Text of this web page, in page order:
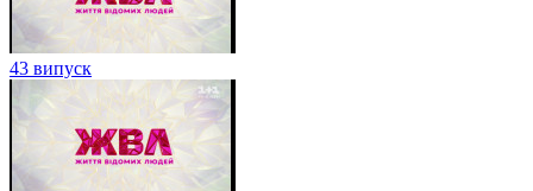
43 випуск